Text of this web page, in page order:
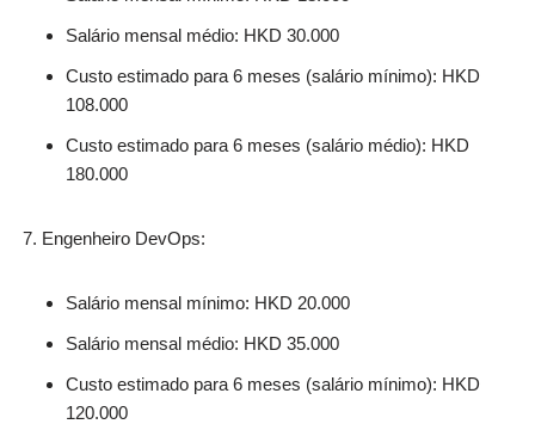
Salário mensal médio: HKD 30.000
Custo estimado para 6 meses (salário mínimo): HKD
108.000
Custo estimado para 6 meses (salário médio): HKD
180.000
Engenheiro DevOps:
Salário mensal mínimo: HKD 20.000
Salário mensal médio: HKD 35.000
Custo estimado para 6 meses (salário mínimo): HKD
120.000